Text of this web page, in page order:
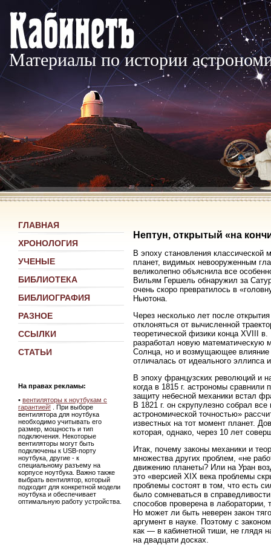
Материалы по истории
ГЛАВНАЯ
ХРОНОЛОГИЯ
УЧЕНЫЕ
БИБЛИОТЕКА
БИБЛИОГРАФИЯ
РАЗНОЕ
ССЫЛКИ
СТАТЬИ
На правах рекламы:
• вентиляторы к ноутбукам с
гарантией! . При выборе
вентилятора для ноутбука
необходимо учитывать его
размер, мощность и тип
подключения. Некоторые
вентиляторы могут быть
подключены к USB-порту
ноутбука, другие - к
специальному разъему на
корпусе ноутбука. Важно также
выбрать вентилятор, который
подходит для конкретной модели
ноутбука и обеспечивает
оптимальную работу устройства.
Нептун, открытый «на
В эпоху становления
планет, видимых невооруженным
великолепно объяснила все
Вильям Гершель обнаружил за
очень скоро превратилось в
Ньютона.
Через несколько лет после
отклоняться от вычисленной
теоретической физики конца XVIII
разработал новую математическую
Солнца, но и возмущающее влияние
отличалась от идеального эллипса
В эпоху французских революций и
когда в 1815 г. астрономы
защиту небесной механики встал
В 1821 г. он скрупулезно собрал
астрономической точностью»
известных на тот момент планет.
которая, однако, через 10 лет
Итак, почему законы механики и
множества других проблем, «не
движению планеты? Или на Уран
это «версией XIX века проблемы
проблемы состоят в том, что есть
было сомневаться в
способов проверена в
Но может ли быть неверен закон
аргумент в науке. Поэтому с
как — в кабинетной тиши, не глядя
на двадцати досках.